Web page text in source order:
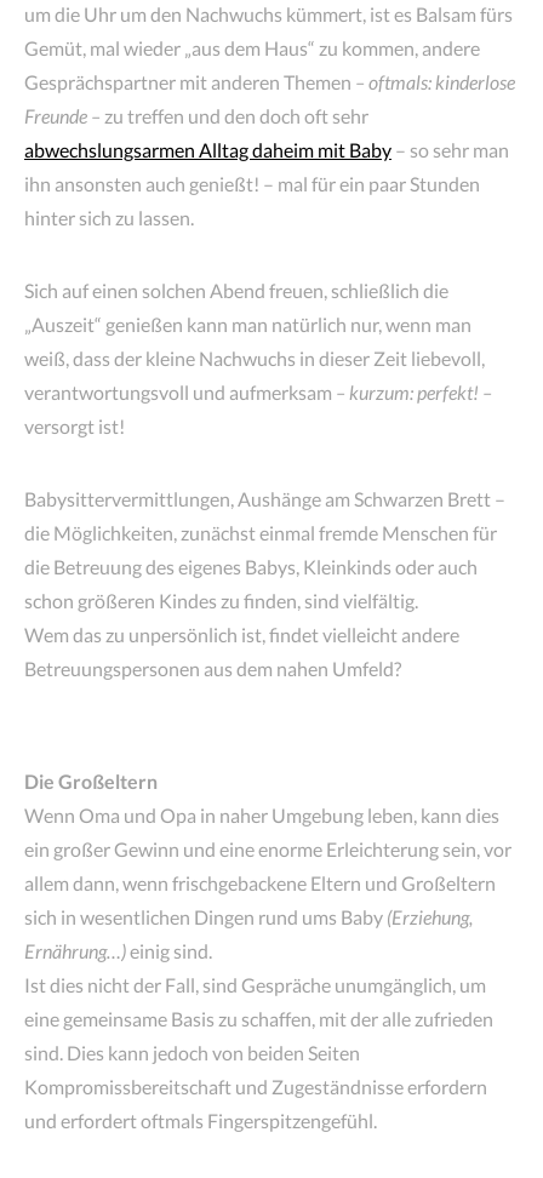
um die Uhr um den Nachwuchs kümmert, ist es Balsam fürs
Gemüt, mal wieder „aus dem Haus“ zu kommen, andere
Gesprächspartner mit anderen Themen – oftmals: kinderlose
Freunde – zu treffen und den doch oft sehr
abwechslungsarmen Alltag daheim mit Baby – so sehr man
ihn ansonsten auch genießt! – mal für ein paar Stunden
hinter sich zu lassen.
Sich auf einen solchen Abend freuen, schließlich die
„Auszeit“ genießen kann man natürlich nur, wenn man
weiß, dass der kleine Nachwuchs in dieser Zeit liebevoll,
verantwortungsvoll und aufmerksam – kurzum: perfekt! –
versorgt ist!
Babysittervermittlungen, Aushänge am Schwarzen Brett –
die Möglichkeiten, zunächst einmal fremde Menschen für
die Betreuung des eigenes Babys, Kleinkinds oder auch
schon größeren Kindes zu finden, sind vielfältig.
Wem das zu unpersönlich ist, findet vielleicht andere
Betreuungspersonen aus dem nahen Umfeld?
Die Großeltern
Wenn Oma und Opa in naher Umgebung leben, kann dies
ein großer Gewinn und eine enorme Erleichterung sein, vor
allem dann, wenn frischgebackene Eltern und Großeltern
sich in wesentlichen Dingen rund ums Baby (Erziehung,
Ernährung…)einig sind.
Ist dies nicht der Fall, sind Gespräche unumgänglich, um
eine gemeinsame Basis zu schaffen, mit der alle zufrieden
sind. Dies kann jedoch von beiden Seiten
Kompromissbereitschaft und Zugeständnisse erfordern
und erfordert oftmals Fingerspitzengefühl.